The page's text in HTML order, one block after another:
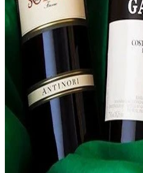
年份
酒具周边
投资收藏
留学教育
名庄
品鉴专栏
美食
基础知识
品种
年份
酒具周边
投资收藏
留学教育
名庄